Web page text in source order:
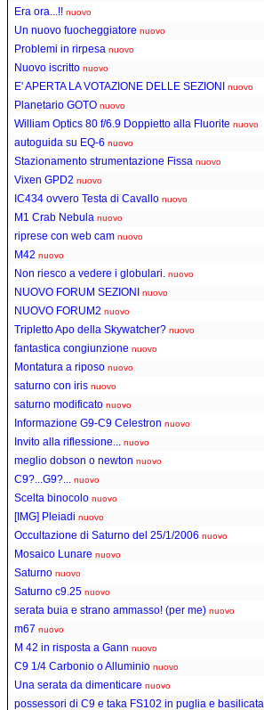
Era ora...!! nuovo
Un nuovo fuocheggiatore nuovo
Problemi in rirpesa nuovo
Nuovo iscritto nuovo
E' APERTA LA VOTAZIONE DELLE SEZIONI nuovo
Planetario GOTO nuovo
William Optics 80 f/6.9 Doppietto alla Fluorite nuovo
autoguida su EQ-6 nuovo
Stazionamento strumentazione Fissa nuovo
Vixen GPD2 nuovo
IC434 ovvero Testa di Cavallo nuovo
M1 Crab Nebula nuovo
riprese con web cam nuovo
M42 nuovo
Non riesco a vedere i globulari. nuovo
NUOVO FORUM SEZIONI nuovo
NUOVO FORUM2 nuovo
Tripletto Apo della Skywatcher? nuovo
fantastica congiunzione nuovo
Montatura a riposo nuovo
saturno con iris nuovo
saturno modificato nuovo
Informazione G9-C9 Celestron nuovo
Invito alla riflessione... nuovo
meglio dobson o newton nuovo
C9?...G9?... nuovo
Scelta binocolo nuovo
[IMG] Pleiadi nuovo
Occultazione di Saturno del 25/1/2006 nuovo
Mosaico Lunare nuovo
Saturno nuovo
Saturno c9.25 nuovo
serata buia e strano ammasso! (per me) nuovo
m67 nuovo
M 42 in risposta a Gann nuovo
C9 1/4 Carbonio o Alluminio nuovo
Una serata da dimenticare nuovo
possessori di C9 e taka FS102 in puglia e basilicata